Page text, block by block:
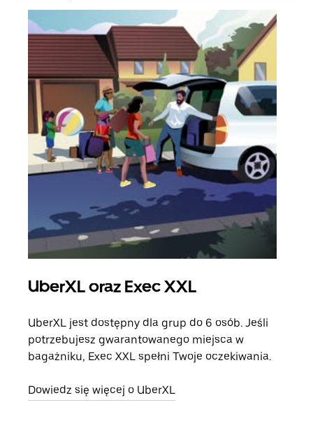
UberXL oraz Exec XXL
UberXL jest dostępny dla grup do 6 osób. Jeśli
potrzebujesz gwarantowanego miejsca w
bagażniku, Exec XXL spełni Twoje oczekiwania.
Dowiedz się więcej o UberXL